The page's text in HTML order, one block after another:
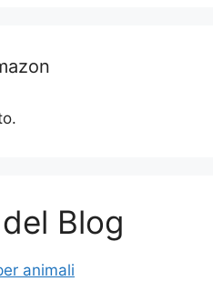
Blog
animali